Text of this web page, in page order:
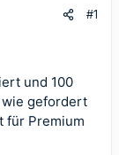
#1
und 100
gefordert
für Premium